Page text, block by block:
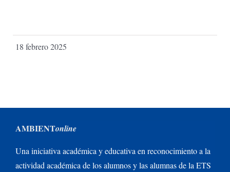
18 febrero 2025
AMBIENTonline
Una iniciativa académica y educativa en reconocimiento a la
actividad académica de los alumnos y las alumnas de la ETS